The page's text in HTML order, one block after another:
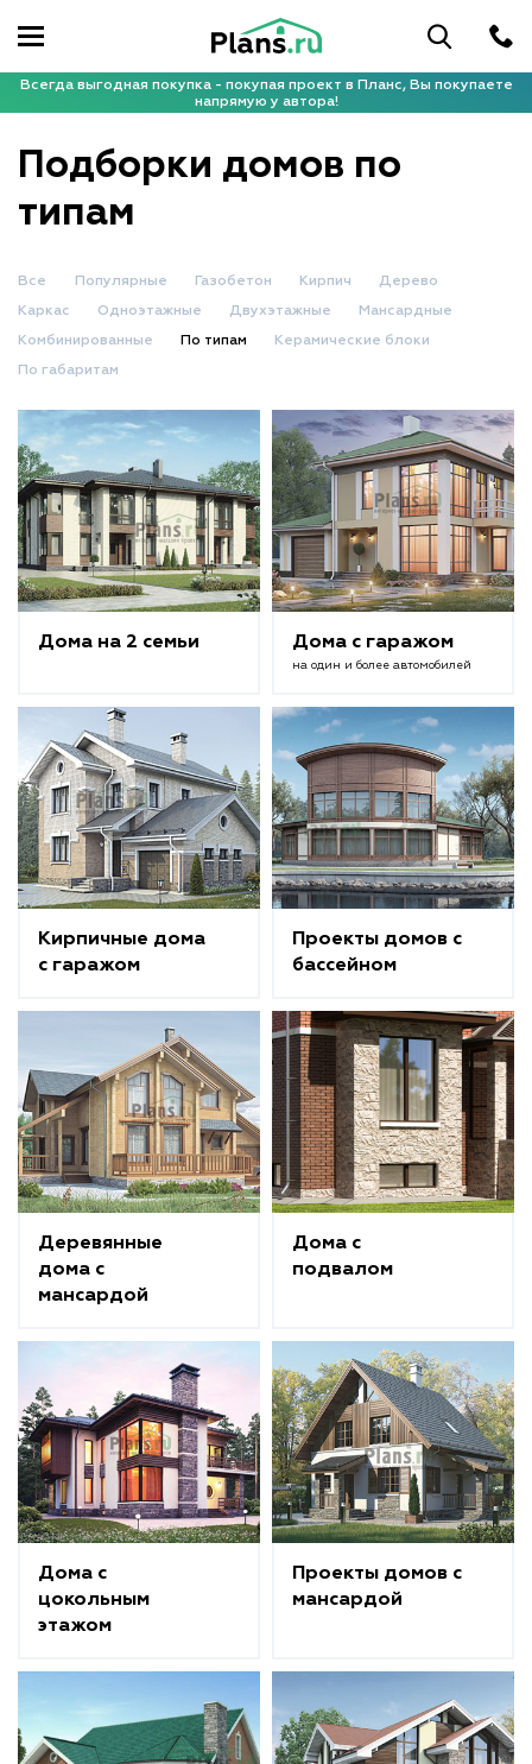
Всегда выгодная покупка - покупая проект в Планс, Вы покупаете
напрямую у автора!
Подборки домов по
типам
Все Популярные Газобетон Кирпич Дерево
Каркас Одноэтажные Двухэтажные Мансардные
Комбинированные По типам Керамические блоки
По габаритам
Дома на 2 семьи Дома с гаражом
на один и более автомобилей
Кирпичные дома
с гаражом
Проекты домов с
бассейном
Деревянные
дома с
мансардой
Дома с
подвалом
Дома с
цокольным
этажом
Проекты домов с
мансардой